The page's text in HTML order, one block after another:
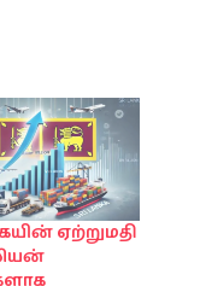
ஏற்றுமதி